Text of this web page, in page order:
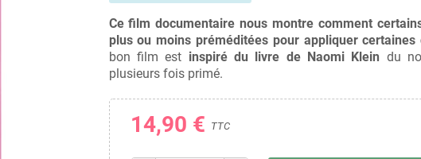
Ce film documentaire nous montre comment
plus ou moins préméditées pour appliquer
bon film est inspiré du livre de Naomi Klein du
plusieurs fois primé.
14,90 € TTC